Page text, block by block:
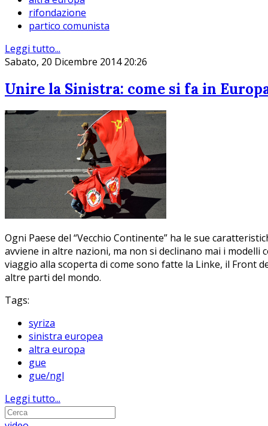
rifondazione
partico comunista
Leggi tutto...
Sabato, 20 Dicembre 2014 20:26
Unire la Sinistra: come si fa in
Ogni Paese del “Vecchio Continente” ha le sue
avviene in altre nazioni, ma non si declinano mai i
viaggio alla scoperta di come sono fatte la Linke, il Front
altre parti del mondo.
Tags:
syriza
sinistra europea
altra europa
gue
gue/ngl
Leggi tutto...